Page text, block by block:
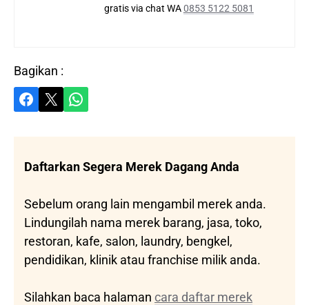
gratis via chat WA0853 5122 5081
Bagikan :
Share on Facebook
Share on X Share on WhatsApp
Daftarkan Segera Merek Dagang Anda
Sebelum orang lain mengambil merek anda.
Lindungilah nama merek barang, jasa, toko,
restoran, kafe, salon, laundry, bengkel,
pendidikan, klinik atau franchise milik anda.
Silahkan baca halaman cara daftar merek